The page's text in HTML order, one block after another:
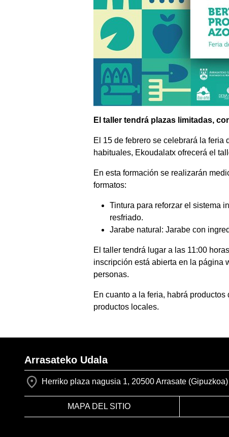
El taller tendrá plazas limitadas,
El 15 de febrero se celebrará la
habituales, Ekoudalatx ofrecerá el
En esta formación se realizarán
formatos:
Tintura para reforzar el sistema
resfriado.
Jarabe natural: Jarabe con
El taller tendrá lugar a las 11:00
inscripción está abierta en la página
personas.
En cuanto a la feria, habrá
productos locales.
Arrasateko Udala
Herriko plaza nagusia 1, 20500 Arrasate (Gipuzkoa)
MAPA DEL SITIO